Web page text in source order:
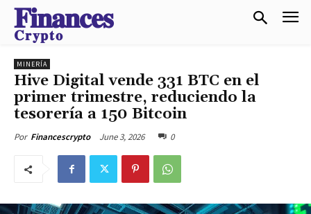
𝐅𝐢𝐧𝐚𝐧𝐜𝐞𝐬
𝐂𝐫𝐲𝐩𝐭𝐨
MINERÍA
Hive Digital vende 331 BTC en el
primer trimestre, reduciendo la
tesorería a 150 Bitcoin
Por Financescrypto June 3, 2026 0